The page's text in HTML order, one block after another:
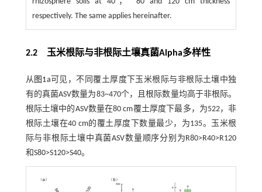
respectively. The same applies hereinafter.
2.2 玉米根际与非根际土壤真菌Alpha多样性
从 图1a可见，不同覆土厚度下玉米根际与非根际土壤中独
有的真菌ASV数量为83~470个，且根际数量均高于非根际。
根际土壤中的ASV数量在80 cm覆土厚度下最多，为522，非
根际土壤在40 cm的覆土厚度下数量最少，为135。玉米根
际与非根际土壤中真菌ASV数量顺序分别为R80>R40>R120
和S80>S120>S40。